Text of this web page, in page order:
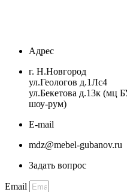
Адрес
г. Н.Новгород
ул.Геологов д.1Лс4
ул.Бекетова д.13к (мц
шоу-рум)
E-mail
mdz@mebel-gubanov.ru
Задать вопрос
Email